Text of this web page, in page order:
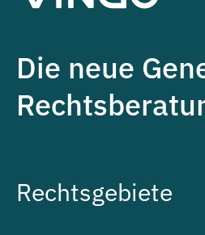
Die neue
Rechtsgebiete